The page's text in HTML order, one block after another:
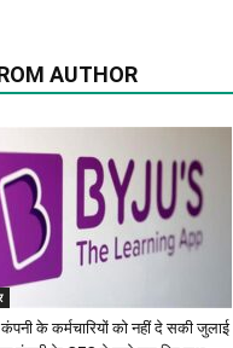
AUTHOR
के कर्मचारियों को नहीं दे सकी जुलाई